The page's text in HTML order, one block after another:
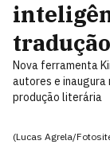
Nova ferramenta
autores e
produção literária
(Lucas Agrela/